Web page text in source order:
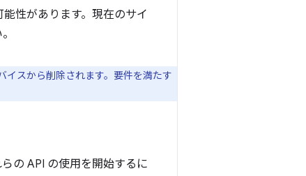
性があります。現在のサイ
イスから削除されます。要件を満たす
の API の使用を開始するに